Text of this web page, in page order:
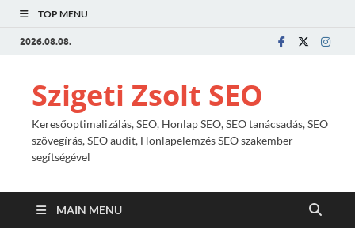
TOP MENU
2026.08.08.
Szigeti Zsolt SEO
Keresőoptimalizálás, SEO, Honlap SEO, SEO tanácsadás, SEO
szövegírás, SEO audit, Honlapelemzés SEO szakember
segítségével
MAIN MENU